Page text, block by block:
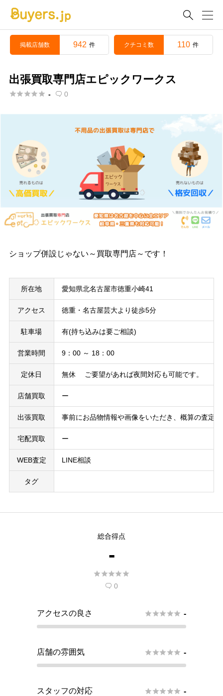

掲載店舗数 942 件 クチコミ数 110 件
出張買取専門店エピックワークス
 -  0
ショップ併設じゃない～買取専門店～です！
所在地 愛知県北名古屋市徳重小崎41
アクセス 徳重・名古屋芸大より徒歩5分
駐車場 有(持ち込みは要ご相談)
営業時間 9：00 ～ 18：00
定休日 無休 ご要望があれば夜間対応も可能です。
店舗買取 ー
出張買取 事前にお品物情報や画像をいただき、概算の査定
宅配買取 ー
WEB査定 LINE相談
タグ
総合得点
-

 0
アクセスの良さ  -
店舗の雰囲気  -
スタッフの対応  -